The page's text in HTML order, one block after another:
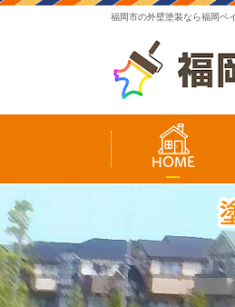
福岡市の外壁塗装なら福岡ペ
HOME